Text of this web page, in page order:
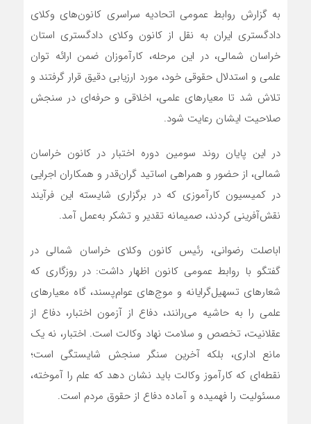
به گزارش روابط عمومی اتحادیه سراسری کانون‌های وکلای
دادگستری ایران به نقل از کانون وکلای دادگستری استان
خراسان شمالی، در این مرحله، کارآموزان ضمن ارائه توان
علمی و استدلال حقوقی خود، مورد ارزیابی دقیق قرار گرفتند و
تلاش شد تا معیارهای علمی، اخلاقی و حرفه‌ای در سنجش
صلاحیت ایشان رعایت شود.
در این پایان روند سومین دوره اختبار در کانون خراسان
شمالی، از حضور و همراهی اساتید گران‌قدر و همکاران اجرایی
در کمیسیون کارآموزی که در برگزاری شایسته این فرآیند
نقش‌آفرینی کردند، صمیمانه تقدیر و تشکر به‌عمل آمد.
اباصلت رضوانی، رئیس کانون وکلای خراسان شمالی در
گفتگو با روابط عمومی کانون اظهار داشت: در روزگاری که
شعارهای تسهیل‌گرایانه و موج‌های عوام‌پسند، گاه معیارهای
علمی را به حاشیه می‌رانند، دفاع از آزمون اختبار، دفاع از
عقلانیت، تخصص و سلامت نهاد وکالت است. اختبار، نه یک
مانع اداری، بلکه آخرین سنگر سنجش شایستگی است؛
نقطه‌ای که کارآموز وکالت باید نشان دهد که علم را آموخته،
مسئولیت را فهمیده و آماده‌ دفاع از حقوق مردم است.